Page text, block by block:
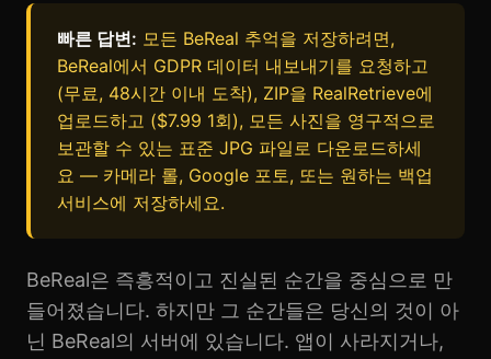
빠른 답변: 모든 BeReal 추억을 저장하려면,
BeReal에서 GDPR 데이터 내보내기를 요청하고
(무료, 48시간 이내 도착), ZIP을 RealRetrieve에
업로드하고 ($7.99 1회), 모든 사진을 영구적으로
보관할 수 있는 표준 JPG 파일로 다운로드하세
요 — 카메라 롤, Google 포토, 또는 원하는 백업
서비스에 저장하세요.
BeReal은 즉흥적이고 진실된 순간을 중심으로 만
들어졌습니다. 하지만 그 순간들은 당신의 것이 아
닌 BeReal의 서버에 있습니다. 앱이 사라지거나,